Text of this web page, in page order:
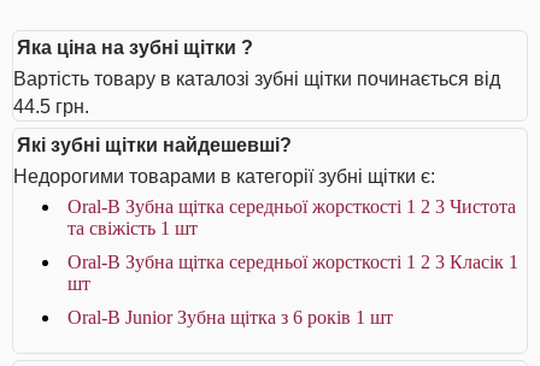
Яка ціна на зубні щітки ?
Вартість товару в каталозі зубні щітки починається від
44.5 грн.
Які зубні щітки найдешевші?
Недорогими товарами в категорії зубні щітки є:
Oral-B Зубна щітка середньої жорсткості 1 2 3 Чистота
та свіжість 1 шт
Oral-B Зубна щітка середньої жорсткості 1 2 3 Класік 1
шт
Oral-B Junior Зубна щітка з 6 років 1 шт